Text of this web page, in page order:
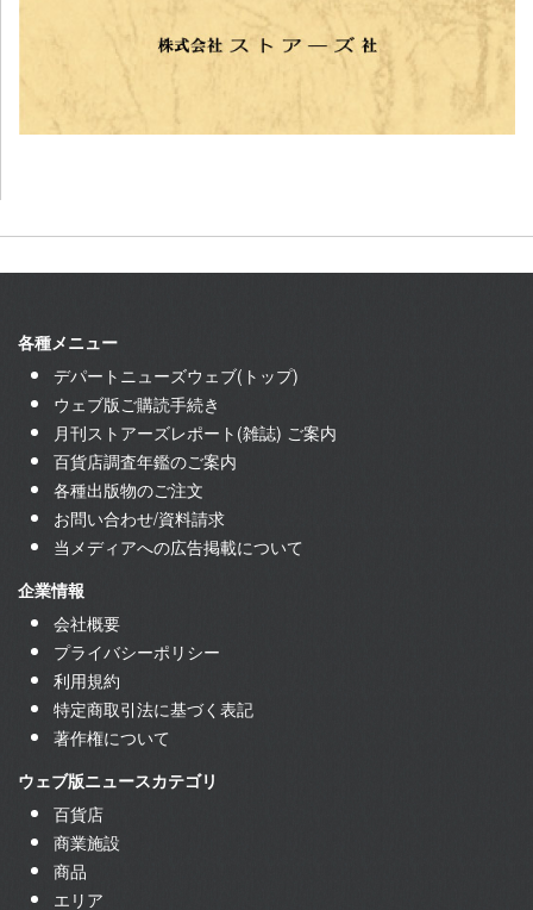
各種メニュー
デパートニューズウェブ(トップ)
ウェブ版ご購読手続き
月刊ストアーズレポート(雑誌) ご案内
百貨店調査年鑑のご案内
各種出版物のご注文
お問い合わせ/資料請求
当メディアへの広告掲載について
企業情報
会社概要
プライバシーポリシー
利用規約
特定商取引法に基づく表記
著作権について
ウェブ版ニュースカテゴリ
百貨店
商業施設
商品
エリア